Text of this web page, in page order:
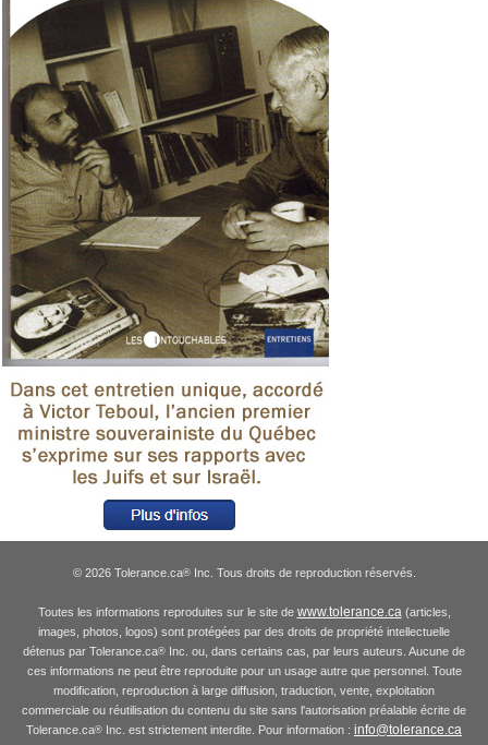
© 2026 Tolerance.ca®Inc. Tous droits de reproduction réservés.
Toutes les informations reproduites sur le site de www.tolerance.ca(articles,
images, photos, logos) sont protégées par des droits de propriété intellectuelle
détenus par Tolerance.ca® Inc. ou, dans certains cas, par leurs auteurs. Aucune de
ces informations ne peut être reproduite pour un usage autre que personnel. Toute
modification, reproduction à large diffusion, traduction, vente, exploitation
commerciale ou réutilisation du contenu du site sans l'autorisation préalable écrite de
Tolerance.ca® Inc. est strictement interdite. Pour information : info@tolerance.ca